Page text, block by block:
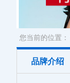
您当前的位置：
品牌介绍